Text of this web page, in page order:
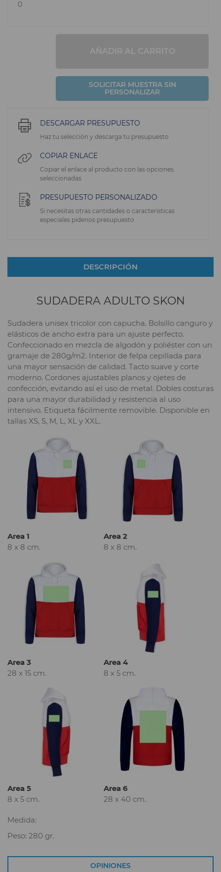
0
AÑADIR AL CARRITO
SOLICITAR MUESTRA SIN
PERSONALIZAR
DESCARGAR PRESUPUESTO
Haz tu selección y descarga tu presupuesto
COPIAR ENLACE
Copiar el enlace al producto con las opciones
seleccionadas
PRESUPUESTO PERSONALIZADO
Si necesitas otras cantidades o caracteristicas
especiales pidenos presupuesto
DESCRIPCIÓN
SUDADERA ADULTO SKON
Sudadera unisex tricolor con capucha. Bolsillo canguro y
elásticos de ancho extra para un ajuste perfecto.
Confeccionado en mezcla de algodón y poliéster con un
gramaje de 280g/m2. Interior de felpa cepillada para
una mayor sensación de calidad. Tacto suave y corte
moderno. Cordones ajustables planos y ojetes de
confección, evitando así el uso de metal. Dobles costuras
para una mayor durabilidad y resistencia al uso
intensivo. Etiqueta fácilmente removible. Disponible en
tallas XS, S, M, L, XL y XXL.
Area 1
8 x 8 cm.
Area 2
8 x 8 cm.
Area 3
28 x 15 cm.
Area 4
8 x 5 cm.
Area 5
8 x 5 cm.
Area 6
28 x 40 cm.
Medida:
Peso: 280 gr.
OPINIONES